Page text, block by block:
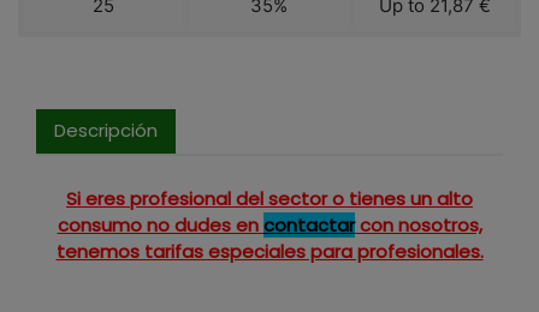
25 35% Up to 21,87 €
Descripción
Si eres profesional del sector o tienes un alto
consumo no dudes encontactarcon nosotros,
tenemos tarifas especiales para profesionales.